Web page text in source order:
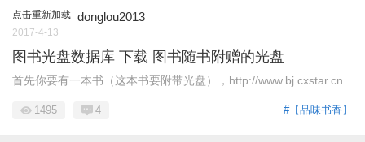
点击重新加载 donglou2013
2017-4-13
图书光盘数据库 下载 图书随书附赠的光盘
首先你要有一本书（这本书要附带光盘），http://www.bj.cxstar.cn
#【品味书香】
1495 4